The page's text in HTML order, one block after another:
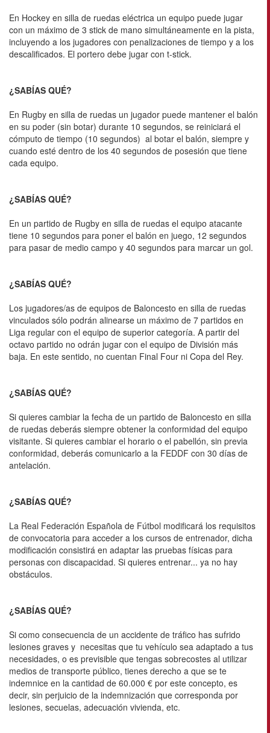
En Hockey en silla de ruedas eléctrica un equipo puede jugar
con un máximo de 3 stick de mano simultáneamente en la pista,
incluyendo a los jugadores con penalizaciones de tiempo y a los
descalificados. El portero debe jugar con t-stick.
¿SABÍAS QUÉ?
En Rugby en silla de ruedas un jugador puede mantener el balón
en su poder (sin botar) durante 10 segundos, se reiniciará el
cómputo de tiempo (10 segundos) al botar el balón, siempre y
cuando esté dentro de los 40 segundos de posesión que tiene
cada equipo.
¿SABÍAS QUÉ?
En un partido de Rugby en silla de ruedas el equipo atacante
tiene 10 segundos para poner el balón en juego, 12 segundos
para pasar de medio campo y 40 segundos para marcar un gol.
¿SABÍAS QUÉ?
Los jugadores/as de equipos de Baloncesto en silla de ruedas
vinculados sólo podrán alinearse un máximo de 7 partidos en
Liga regular con el equipo de superior categoría. A partir del
octavo partido no odrán jugar con el equipo de División más
baja. En este sentido, no cuentan Final Four ni Copa del Rey.
¿SABÍAS QUÉ?
Si quieres cambiar la fecha de un partido de Baloncesto en silla
de ruedas deberás siempre obtener la conformidad del equipo
visitante. Si quieres cambiar el horario o el pabellón, sin previa
conformidad, deberás comunicarlo a la FEDDF con 30 días de
antelación.
¿SABÍAS QUÉ?
La Real Federación Española de Fútbol modificará los requisitos
de convocatoria para acceder a los cursos de entrenador, dicha
modificación consistirá en adaptar las pruebas físicas para
personas con discapacidad. Si quieres entrenar... ya no hay
obstáculos.
¿SABÍAS QUÉ?
Si como consecuencia de un accidente de tráfico has sufrido
lesiones graves y necesitas que tu vehículo sea adaptado a tus
necesidades, o es previsible que tengas sobrecostes al utilizar
medios de transporte público, tienes derecho a que se te
indemnice en la cantidad de 60.000 € por este concepto, es
decir, sin perjuicio de la indemnización que corresponda por
lesiones, secuelas, adecuación vivienda, etc.